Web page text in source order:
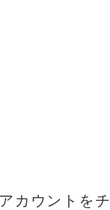
カウントを